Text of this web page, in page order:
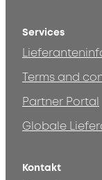
Services
Terms and
Partner Portal
Globale
Kontakt